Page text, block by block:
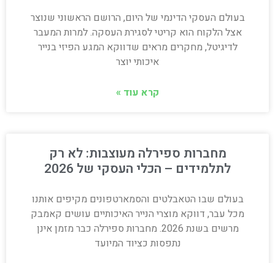
בעולם העסקי הדינמי של היום, הרושם הראשוני שנוצר
אצל הלקוח הוא קריטי לסגירת העסקה. למרות המעבר
לדיגיטל, מחקרים מראים שדווקא המגע הפיזי בנייר
איכותי יוצר
קרא עוד »
מחברות ספירלה מעוצבות: לא רק
לתלמידים – הכלי העסקי של 2026
בעולם שבו הטאבלטים והסמארטפונים מקיפים אותנו
מכל עבר, דווקא מוצרי הנייר האיכותיים עושים קאמבק
מרשים בשנת 2026. מחברות ספירלה כבר מזמן אינן
נתפסות כציוד המיועד